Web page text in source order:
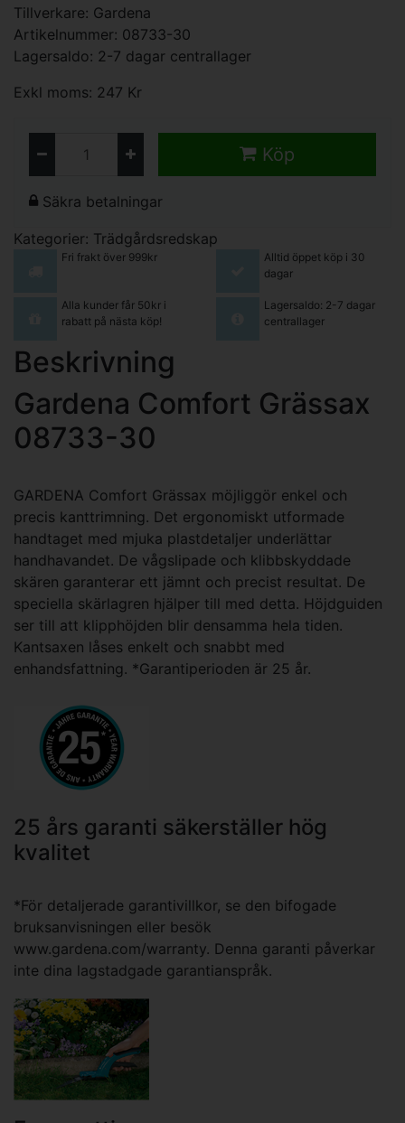
Tillverkare: Gardena
Artikelnummer: 08733-30
Lagersaldo: 2-7 dagar centrallager
Exkl moms: 247 Kr
Köp
Säkra betalningar
Kategorier: Trädgårdsredskap
Fri frakt över 999kr
Alltid öppet köp i 30
dagar
Alla kunder får 50kr i
rabatt på nästa köp!
Lagersaldo: 2-7 dagar
centrallager
Beskrivning
Gardena Comfort Grässax
08733-30
GARDENA Comfort Grässax möjliggör enkel och
precis kanttrimning. Det ergonomiskt utformade
handtaget med mjuka plastdetaljer underlättar
handhavandet. De vågslipade och klibbskyddade
skären garanterar ett jämnt och precist resultat. De
speciella skärlagren hjälper till med detta. Höjdguiden
ser till att klipphöjden blir densamma hela tiden.
Kantsaxen låses enkelt och snabbt med
enhandsfattning. *Garantiperioden är 25 år.
25 års garanti säkerställer hög
kvalitet
*För detaljerade garantivillkor, se den bifogade
bruksanvisningen eller besök
www.gardena.com/warranty. Denna garanti påverkar
inte dina lagstadgade garantianspråk.